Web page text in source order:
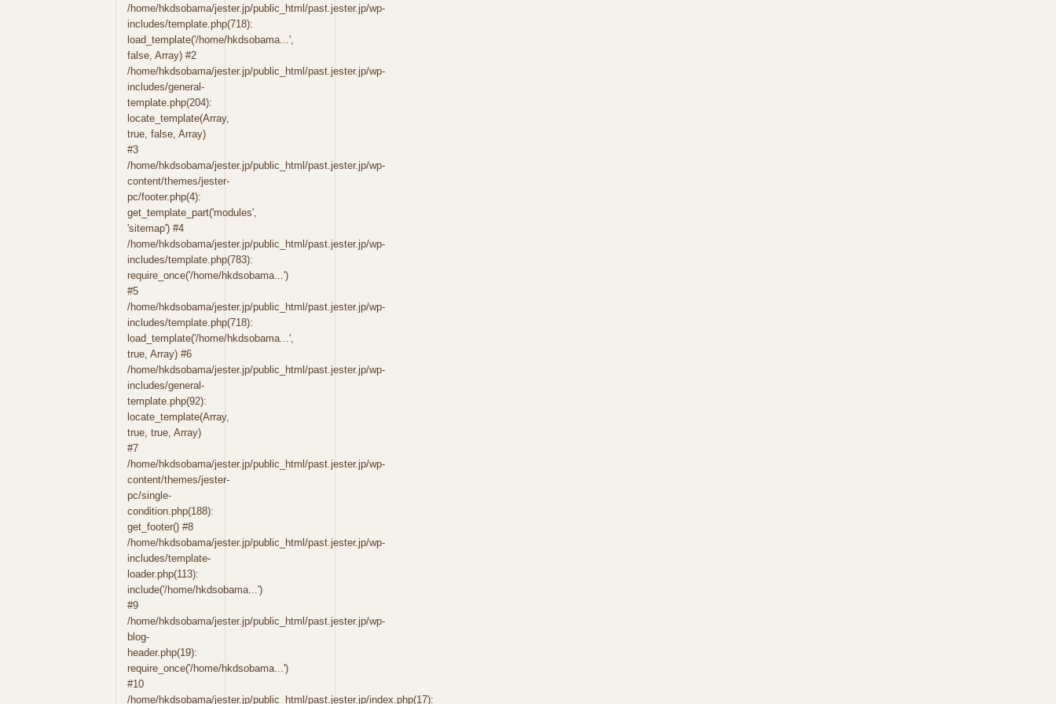
/home/hkdsobama/jester.jp/public_html/past.jester.jp/wp-
includes/template.php(718):
load_template('/home/hkdsobama...',
false, Array) #2
/home/hkdsobama/jester.jp/public_html/past.jester.jp/wp-
includes/general-
template.php(204):
locate_template(Array,
true, false, Array)
#3
/home/hkdsobama/jester.jp/public_html/past.jester.jp/wp-
content/themes/jester-
pc/footer.php(4):
get_template_part('modules',
'sitemap') #4
/home/hkdsobama/jester.jp/public_html/past.jester.jp/wp-
includes/template.php(783):
require_once('/home/hkdsobama...')
#5
/home/hkdsobama/jester.jp/public_html/past.jester.jp/wp-
includes/template.php(718):
load_template('/home/hkdsobama...',
true, Array) #6
/home/hkdsobama/jester.jp/public_html/past.jester.jp/wp-
includes/general-
template.php(92):
locate_template(Array,
true, true, Array)
#7
/home/hkdsobama/jester.jp/public_html/past.jester.jp/wp-
content/themes/jester-
pc/single-
condition.php(188):
get_footer() #8
/home/hkdsobama/jester.jp/public_html/past.jester.jp/wp-
includes/template-
loader.php(113):
include('/home/hkdsobama...')
#9
/home/hkdsobama/jester.jp/public_html/past.jester.jp/wp-
blog-
header.php(19):
require_once('/home/hkdsobama...')
#10
/home/hkdsobama/jester.jp/public_html/past.jester.jp/index.php(17):